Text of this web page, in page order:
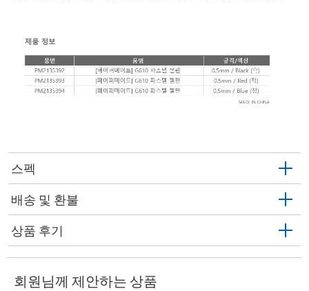
스펙
배송 및 환불
상품 후기
회원님께 제안하는 상품